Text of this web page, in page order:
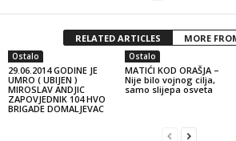
RELATED ARTICLES MORE
Ostalo
29.06.2014 GODINE JE
UMRO ( UBIJEN )
MIROSLAV ANDJIC
ZAPOVJEDNIK 104 HVO
BRIGADE DOMALJEVAC
Ostalo
MATIĆI KOD ORAŠJA –
Nije bilo vojnog cilja,
samo slijepa osveta